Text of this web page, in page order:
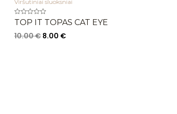
Viršutiniai sluoksniai
Įvertinimas:
0
iš
5
TOP IT TOPAS CAT EYE
10.00€ 8.00 €